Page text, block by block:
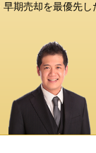
早期売却を最優先し